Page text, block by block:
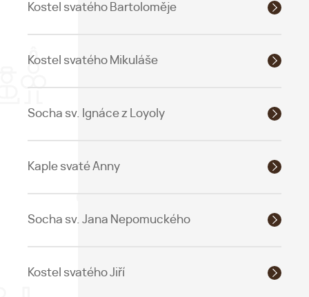
Kostel svatého Bartoloměje
Kostel svatého Mikuláše
Socha sv. Ignáce z Loyoly
Kaple svaté Anny
Socha sv. Jana Nepomuckého
Kostel svatého Jiří